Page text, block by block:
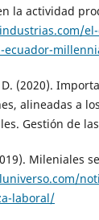
la actividad
ecuador-
(2020).
alineadas a
Gestión de
Mileniales
laboral/